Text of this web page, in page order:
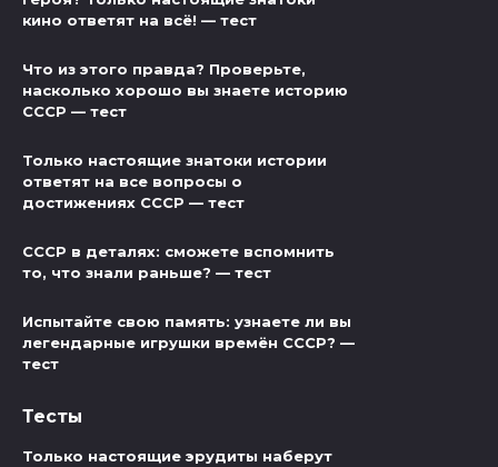
кино ответят на всё! — тест
Что из этого правда? Проверьте,
насколько хорошо вы знаете историю
СССР — тест
Только настоящие знатоки истории
ответят на все вопросы о
достижениях СССР — тест
СССР в деталях: сможете вспомнить
то, что знали раньше? — тест
Испытайте свою память: узнаете ли вы
легендарные игрушки времён СССР? —
тест
Тесты
Только настоящие эрудиты наберут